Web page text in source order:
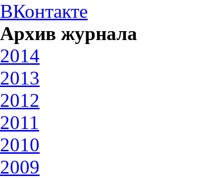
ВКонтакте
Архив журнала
2014
2013
2012
2011
2010
2009